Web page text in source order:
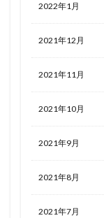
2022年1月
2021年12月
2021年11月
2021年10月
2021年9月
2021年8月
2021年7月